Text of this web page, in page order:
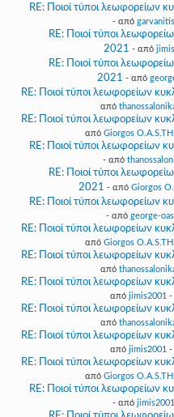
RE: Ποιοί τύποι λεωφορείων
- από garvanitis
RE: Ποιοί τύποι
2021 - από
RE: Ποιοί τύποι
2021 - από
RE: Ποιοί τύποι λεωφορείων
από
RE: Ποιοί τύποι λεωφορείων
από Giorgos
RE: Ποιοί τύποι λεωφορείων
- από
RE: Ποιοί τύποι
2021 - από Giorgos
RE: Ποιοί τύποι λεωφορείων
- από george-
RE: Ποιοί τύποι λεωφορείων
από Giorgos
RE: Ποιοί τύποι λεωφορείων
από
RE: Ποιοί τύποι λεωφορείων
από jimis2001 -
RE: Ποιοί τύποι λεωφορείων
από
RE: Ποιοί τύποι λεωφορείων
από jimis2001 -
RE: Ποιοί τύποι λεωφορείων
από Giorgos
RE: Ποιοί τύποι λεωφορείων
- από jimis2001